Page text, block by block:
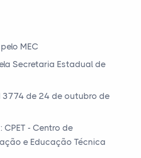
MEC
Secretaria Estadual de
3774 de 24 de outubro de
- Centro de
e Educação Técnica